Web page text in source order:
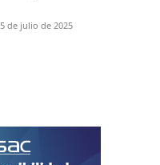
de julio de 2025